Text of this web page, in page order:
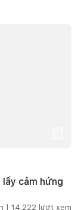
lấy cảm hứng
| 14.222 lượt xem